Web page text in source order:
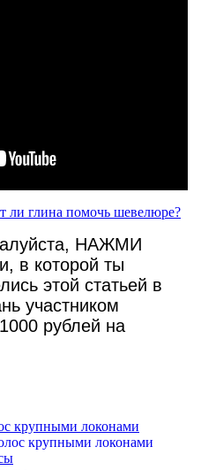
ли глина помочь шевелюре?
НАЖМИ
в которой ты
этой статьей в
участником
рублей на
крупными локонами